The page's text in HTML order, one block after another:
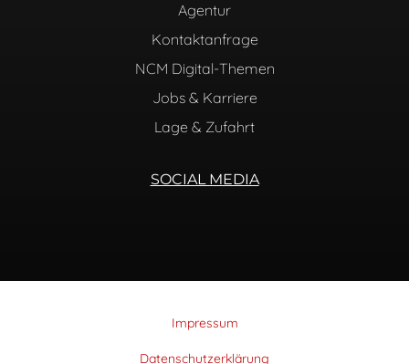
Agentur
Kontaktanfrage
NCM Digital-Themen
Jobs & Karriere
Lage & Zufahrt
SOCIAL MEDIA
Impressum
Datenschutzerklärung